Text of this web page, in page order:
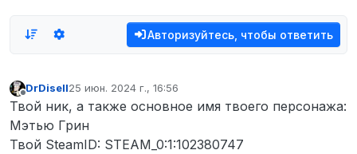
Авторизуйтесь, чтобы ответить
Не в сети
DrDisell25 июн. 2024 г., 16:56
отредактировано
Твой ник, а также основное имя твоего персонажа:
Мэтью Грин
Твой SteamID: STEAM_0:1:102380747